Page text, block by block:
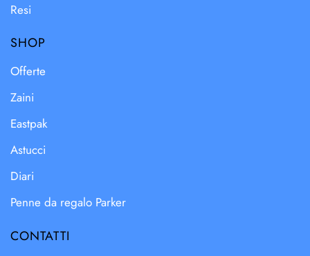
Resi
SHOP
Offerte
Zaini
Eastpak
Astucci
Diari
Penne da regalo Parker
CONTATTI